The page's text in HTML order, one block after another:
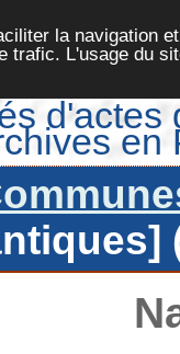
la navigation
trafic. L'usage du
d'actes
en